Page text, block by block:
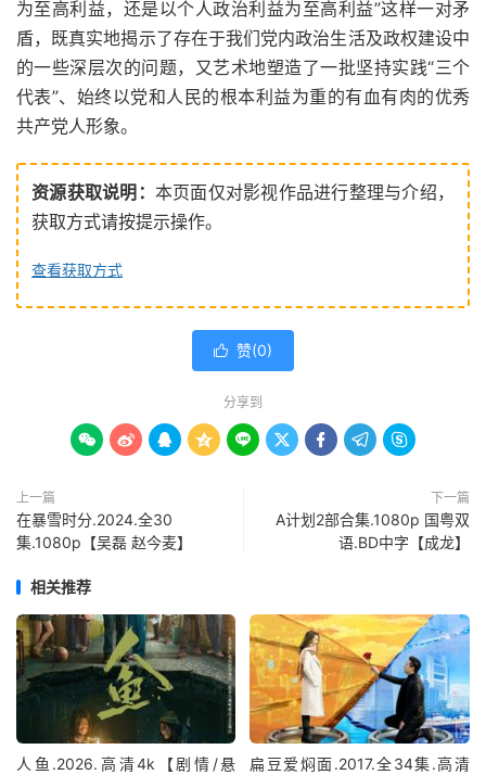
为至高利益，还是以个人政治利益为至高利益”这样一对矛
盾，既真实地揭示了存在于我们党内政治生活及政权建设中
的一些深层次的问题，又艺术地塑造了一批坚持实践“三个
代表”、始终以党和人民的根本利益为重的有血有肉的优秀
共产党人形象。
资源获取说明： 本页面仅对影视作品进行整理与介绍，
获取方式请按提示操作。
查看获取方式
 赞(0)
分享到
        
上一篇
在暴雪时分.2024.全30
集.1080p【吴磊 赵今麦】
下一篇
A计划2部合集.1080p 国粤双
语.BD中字【成龙】
相关推荐
人鱼.2026.高清4k【剧情/悬
扁豆爱焖面.2017.全34集.高清